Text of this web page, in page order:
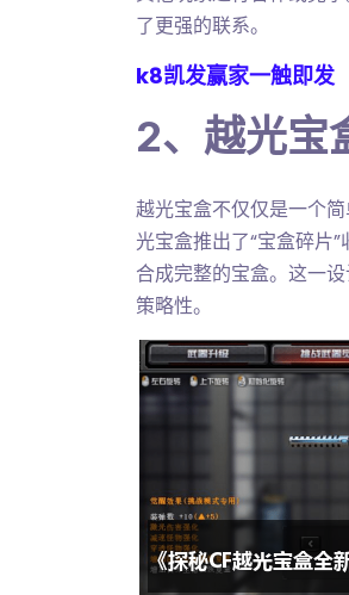
了更强的联系。
k8凯发赢家一触即发
2、越光宝
越光宝盒不仅仅是一个
光宝盒推出了“宝盒碎片
合成完整的宝盒。这一
策略性。